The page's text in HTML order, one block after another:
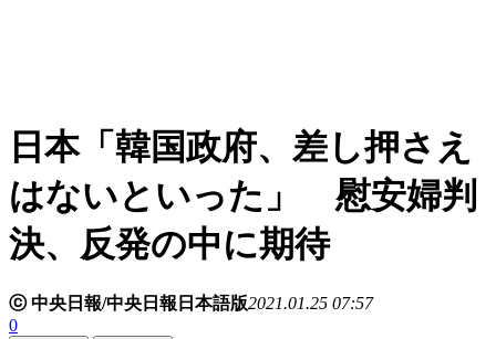
日本「韓国政府、差し押さえ
はないといった」 慰安婦判
決、反発の中に期待
ⓒ 中央日報/中央日報日本語版2021.01.25 07:57
0